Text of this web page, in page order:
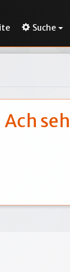
Suche
Ach